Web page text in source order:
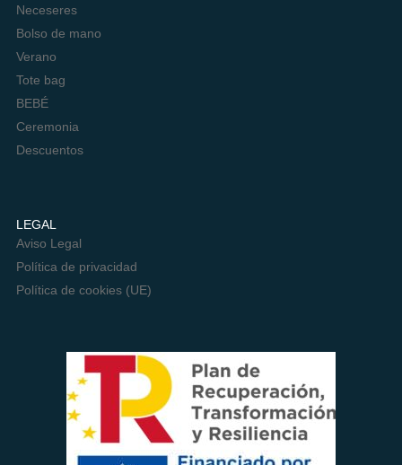
Neceseres
Bolso de mano
Verano
Tote bag
BEBÉ
Ceremonia
Descuentos
LEGAL
Aviso Legal
Política de privacidad
Política de cookies (UE)